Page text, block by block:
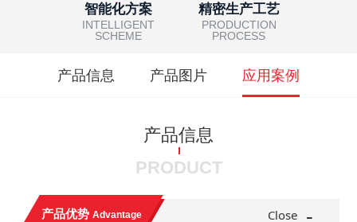
智能化方案
INTELLIGENT
SCHEME
精密生产工艺
PRODUCTION
PROCESS
产品信息 产品图片 应用案例
产品信息
PRODUCT
产品优势Advantage Close -